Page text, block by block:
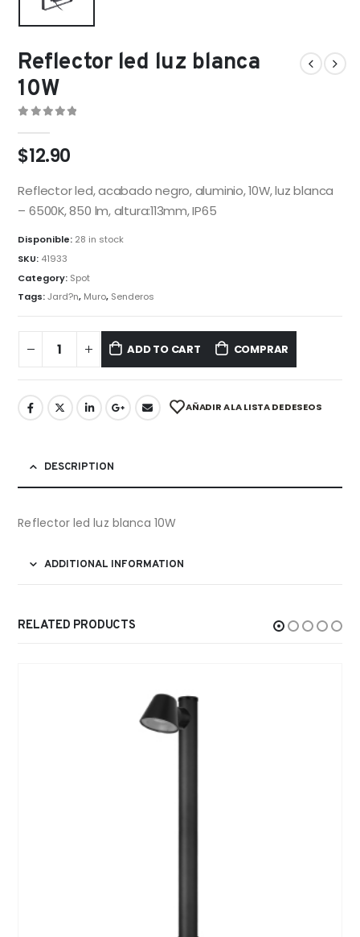
Reflector led luz blanca
10W
$12.90
Reflector led, acabado negro, aluminio, 10W, luz blanca
– 6500K, 850 lm, altura:113mm, IP65
Disponible: 28 in stock
SKU: 41933
Category: Spot
Tags:Jard?n, Muro, Senderos
ADD TO CART COMPRAR
AÑADIR A LA LISTA DE DESEOS
DESCRIPTION
Reflector led luz blanca 10W
ADDITIONAL INFORMATION
RELATED PRODUCTS